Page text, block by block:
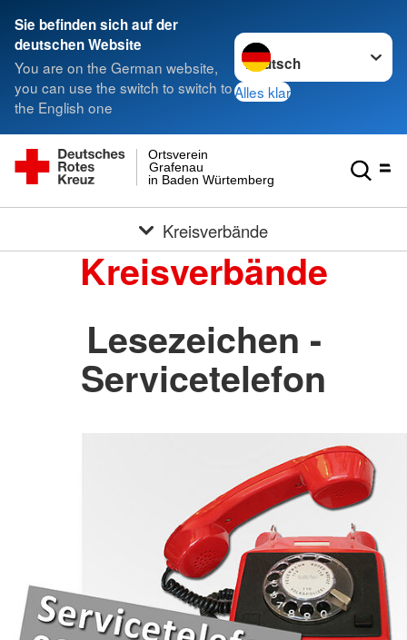
Sie befinden sich auf der
deutschen Website
You are on the German website,
you can use the switch to switch to
the English one
Sprache wechseln zu
Alles klar
in Baden Würtemberg
Grafenau
Ortsverein
Kreisverbände
Kreisverbände
Lesezeichen -
Servicetelefon